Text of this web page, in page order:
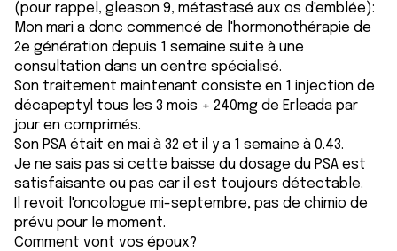
(pour rappel, gleason 9, métastasé aux os d'emblée):
Mon mari a donc commencé de l'hormonothérapie de
2e génération depuis 1 semaine suite à une
consultation dans un centre spécialisé.
Son traitement maintenant consiste en 1 injection de
décapeptyl tous les 3 mois + 240mg de Erleada par
jour en comprimés.
Son PSA était en mai à 32 et il y a 1 semaine à 0.43.
Je ne sais pas si cette baisse du dosage du PSA est
satisfaisante ou pas car il est toujours détectable.
Il revoit l'oncologue mi-septembre, pas de chimio de
prévu pour le moment.
Comment vont vos époux?